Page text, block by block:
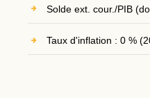
Solde ext. cour./PIB
Taux d'inflation : 0 %